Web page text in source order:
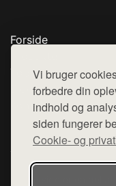
Vi bruger
forbedre din
indhold og
siden fungerer
Cookie- og
Forside
Top Rabatter
Blog
Kontakt
Denne side er en del